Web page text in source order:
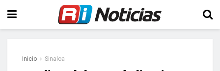
Inicio Sinaloa